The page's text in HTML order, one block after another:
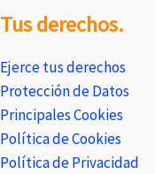
Tus derechos.
Ejerce tus derechos
Protección de Datos
Principales Cookies
Política de Cookies
Política de Privacidad